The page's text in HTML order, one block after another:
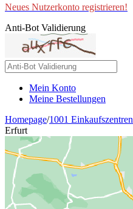
Neues Nutzerkonto registrieren!
Anti-Bot Validierung
Mein Konto
Meine Bestellungen
Homepage/1001
Erfurt